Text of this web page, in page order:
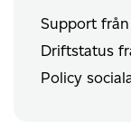
Support
Driftstatus
Policy